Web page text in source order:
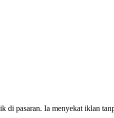
pasaran. Ia menyekat iklan